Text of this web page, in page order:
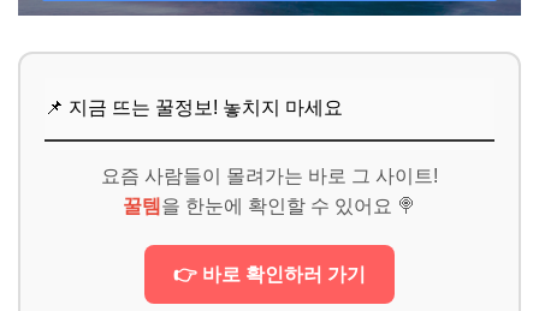
📌 지금 뜨는 꿀정보! 놓치지 마세요
요즘 사람들이 몰려가는 바로 그 사이트!
꿀템 을 한눈에 확인할 수 있어요 🍭
👉 바로 확인하러 가기